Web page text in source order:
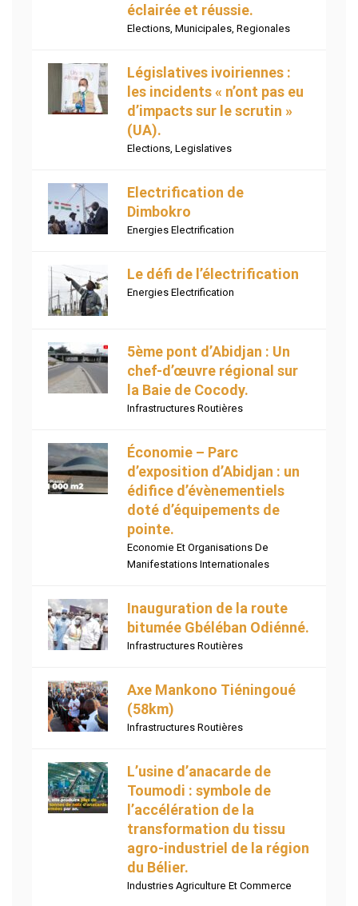
éclairée et réussie.
Elections Municipales Regionales
Législatives ivoiriennes :
les incidents « n’ont pas eu
d’impacts sur le scrutin »
(UA).
Elections Legislatives
Electrification de
Dimbokro
Energies Electrification
Le défi de l’électrification
Energies Electrification
5ème pont d’Abidjan : Un
chef-d’œuvre régional sur
la Baie de Cocody.
Infrastructures Routières
Économie – Parc
d’exposition d’Abidjan : un
édifice d’évènementiels
doté d’équipements de
pointe.
Economie Et Organisations De
Manifestations Internationales
Inauguration de la route
bitumée Gbéléban Odiénné.
Infrastructures Routières
Axe Mankono Tiéningoué
(58km)
Infrastructures Routières
L’usine d’anacarde de
Toumodi : symbole de
l’accélération de la
transformation du tissu
agro-industriel de la région
du Bélier.
Industries Agriculture Et Commerce